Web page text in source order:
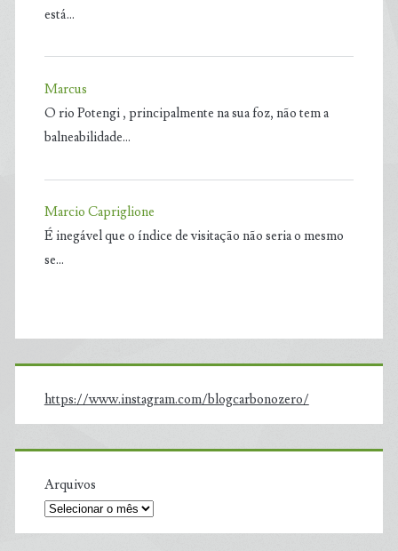
está…
Marcus
O rio Potengi , principalmente na sua foz, não tem a
balneabilidade…
Marcio Capriglione
É inegável que o índice de visitação não seria o mesmo
se…
https://www.instagram.com/blogcarbonozero/
Arquivos